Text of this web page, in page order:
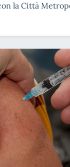
la Città